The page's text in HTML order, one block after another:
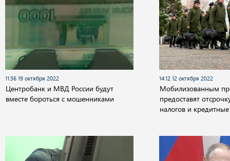
11:36 19 октября 2022
Центробанк и МВД России будут
вместе бороться с мошенниками
14:12 12 октября 2022
Мобилизованным
предоставят
налогов и